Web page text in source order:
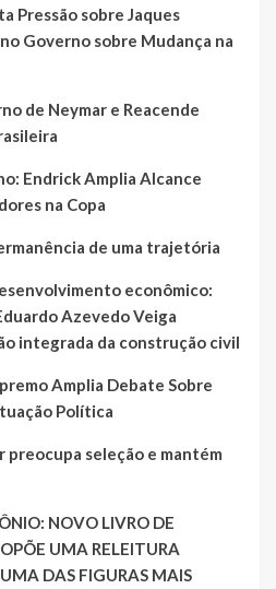
Pressão sobre Jaques
Governo sobre Mudança na
de Neymar e Reacende
Endrick Amplia Alcance
na Copa
de uma trajetória
econômico:
Azevedo Veiga
integrada da construção civil
Amplia Debate Sobre
Política
preocupa seleção e mantém
NOVO LIVRO DE
UMA RELEITURA
DAS FIGURAS MAIS